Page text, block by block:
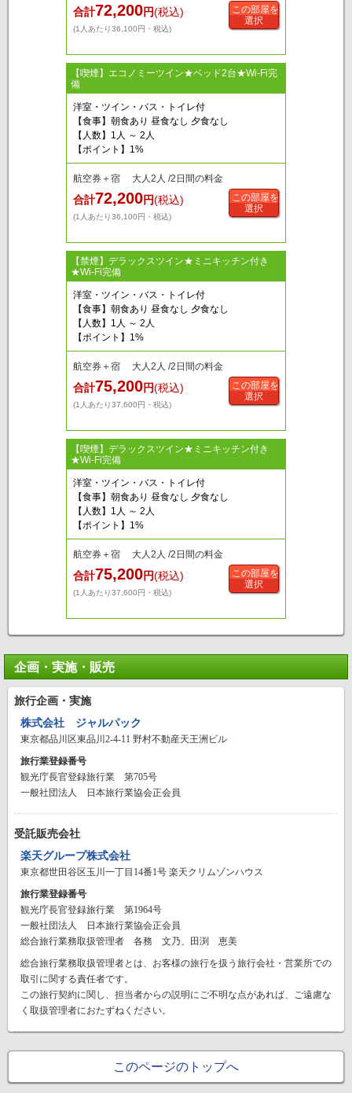
合計72,200円(税込)
(1人あたり36,100円・税込)
この部屋を
選択
【喫煙】エコノミーツイン★ベッド2台★Wi-Fi完
備
洋室・ツイン・バス・トイレ付
【食事】朝食あり 昼食なし 夕食なし
【人数】1人 ～ 2人
【ポイント】1%
航空券＋宿 大人2人 /2日間の料金
合計72,200円(税込)
(1人あたり36,100円・税込)
この部屋を
選択
【禁煙】デラックスツイン★ミニキッチン付き
★Wi-Fi完備
洋室・ツイン・バス・トイレ付
【食事】朝食あり 昼食なし 夕食なし
【人数】1人 ～ 2人
【ポイント】1%
航空券＋宿 大人2人 /2日間の料金
合計75,200円(税込)
(1人あたり37,600円・税込)
この部屋を
選択
【喫煙】デラックスツイン★ミニキッチン付き
★Wi-Fi完備
洋室・ツイン・バス・トイレ付
【食事】朝食あり 昼食なし 夕食なし
【人数】1人 ～ 2人
【ポイント】1%
航空券＋宿 大人2人 /2日間の料金
合計75,200円(税込)
(1人あたり37,600円・税込)
この部屋を
選択
企画・実施・販売
旅行企画・実施
株式会社 ジャルパック
東京都品川区東品川2-4-11 野村不動産天王洲ビル
旅行業登録番号
観光庁長官登録旅行業 第705号
一般社団法人 日本旅行業協会正会員
受託販売会社
楽天グループ株式会社
東京都世田谷区玉川一丁目14番1号 楽天クリムゾンハウス
旅行業登録番号
観光庁長官登録旅行業 第1964号
一般社団法人 日本旅行業協会正会員
総合旅行業務取扱管理者 各務 文乃、田渕 恵美
総合旅行業務取扱管理者とは、お客様の旅行を扱う旅行会社・営業所での
取引に関する責任者です。
この旅行契約に関し、担当者からの説明にご不明な点があれば、ご遠慮な
く取扱管理者におたずねください。
このページのトップへ